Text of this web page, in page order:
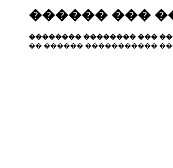
������ ���
�������� �������� ���
�� ������ �����������